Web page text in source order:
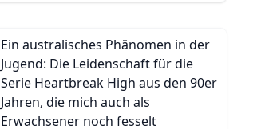
Ein australisches Phänomen in der
Jugend: Die Leidenschaft für die
Serie Heartbreak High aus den 90er
Jahren, die mich auch als
Erwachsener noch fesselt